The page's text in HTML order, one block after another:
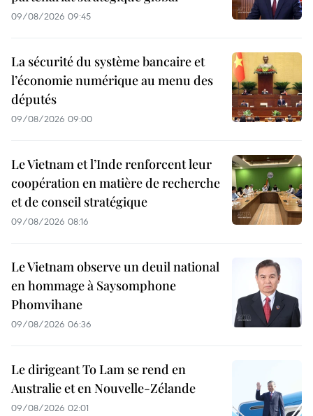
09/08/2026 09:45
La sécurité du système bancaire et
l’économie numérique au menu des
députés
09/08/2026 09:00
Le Vietnam et l’Inde renforcent leur
coopération en matière de recherche
et de conseil stratégique
09/08/2026 08:16
Le Vietnam observe un deuil national
en hommage à Saysomphone
Phomvihane
09/08/2026 06:36
Le dirigeant To Lam se rend en
Australie et en Nouvelle-Zélande
09/08/2026 02:01